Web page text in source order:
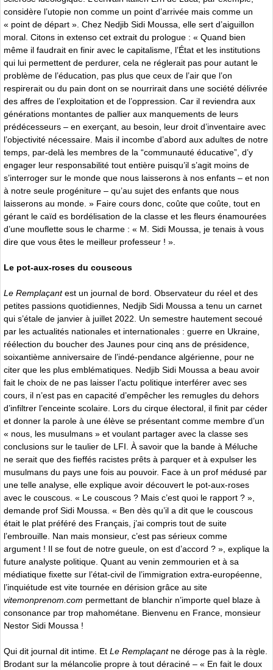
considère l’utopie non comme un point d’arrivée mais comme un
« point de départ ». Chez Nedjib Sidi Moussa, elle sert d’aiguillon
moral. Citons in extenso cet extrait du prologue : « Quand bien
même il faudrait en finir avec le capitalisme, l’État et les institutions
qui lui permettent de perdurer, cela ne réglerait pas pour autant le
problème de l’éducation, pas plus que ceux de l’air que l’on
respirerait ou du pain dont on se nourrirait dans une société délivrée
des affres de l’exploitation et de l’oppression. Car il reviendra aux
générations montantes de pallier aux manquements de leurs
prédécesseurs – en exerçant, au besoin, leur droit d’inventaire avec
l’objectivité nécessaire. Mais il incombe d’abord aux adultes de notre
temps, par-delà les membres de la “communauté éducative”, d’y
engager leur responsabilité tout entière puisqu’il s’agit moins de
s’interroger sur le monde que nous laisserons à nos enfants – et non
à notre seule progéniture – qu’au sujet des enfants que nous
laisserons au monde. » Faire cours donc, coûte que coûte, tout en
gérant le caïd es bordélisation de la classe et les fleurs énamourées
d’une mouflette sous le charme : « M. Sidi Moussa, je tenais à vous
dire que vous êtes le meilleur professeur ! ».
Le pot-aux-roses du couscous
Le Remplaçantest un journal de bord. Observateur du réel et des
petites passions quotidiennes, Nedjib Sidi Moussa a tenu un carnet
qui s’étale de janvier à juillet 2022. Un semestre hautement secoué
par les actualités nationales et internationales : guerre en Ukraine,
réélection du boucher des Jaunes pour cinq ans de présidence,
soixantième anniversaire de l’indé-pendance algérienne, pour ne
citer que les plus emblématiques. Nedjib Sidi Moussa a beau avoir
fait le choix de ne pas laisser l’actu politique interférer avec ses
cours, il n’est pas en capacité d’empêcher les remugles du dehors
d’infiltrer l’enceinte scolaire. Lors du cirque électoral, il finit par céder
et donner la parole à une élève se présentant comme membre d’un
« nous, les musulmans » et voulant partager avec la classe ses
conclusions sur le taulier de LFI. À savoir que la bande à Méluche
ne serait que des fieffés racistes prêts à parquer et à expulser les
musulmans du pays une fois au pouvoir. Face à un prof médusé par
une telle analyse, elle explique avoir découvert le pot-aux-roses
avec le couscous. « Le couscous ? Mais c’est quoi le rapport ? »,
demande prof Sidi Moussa. « Ben dès qu’il a dit que le couscous
était le plat préféré des Français, j’ai compris tout de suite
l’embrouille. Nan mais monsieur, c’est pas sérieux comme
argument ! Il se fout de notre gueule, on est d’accord ? », explique la
future analyste politique. Quant au venin zemmourien et à sa
médiatique fixette sur l’état-civil de l’immigration extra-européenne,
l’inquiétude est vite tournée en dérision grâce au site
vitemonprenom.com permettant de blanchir n’importe quel blaze à
consonance par trop mahométane. Bienvenu en France, monsieur
Nestor Sidi Moussa !
Qui dit journal dit intime. Et Le Remplaçantne déroge pas à la règle.
Brodant sur la mélancolie propre à tout déraciné – « En fait le doux